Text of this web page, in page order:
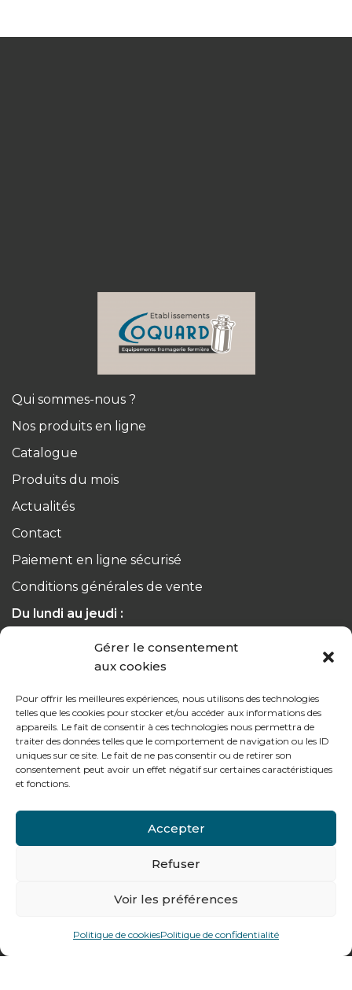
Gérer le consentement
aux cookies
Pour offrir les meilleures expériences, nous utilisons des technologies
telles que les cookies pour stocker et/ou accéder aux informations des
appareils. Le fait de consentir à ces technologies nous permettra de
traiter des données telles que le comportement de navigation ou les ID
uniques sur ce site. Le fait de ne pas consentir ou de retirer son
consentement peut avoir un effet négatif sur certaines caractéristiques
et fonctions.
Accepter
Refuser
Voir les préférences
Politique de cookiesPolitique de confidentialité
Qui sommes-nous ?
Nos produits en ligne
Catalogue
Produits du mois
Actualités
Contact
Paiement en ligne sécurisé
Conditions générales de vente
Du lundi au jeudi :
Le vendredi :
Notre gamme pour les particuliers
Tél : + 33 (0)4 74 62 81 44
478 rue Alexandre Richetta